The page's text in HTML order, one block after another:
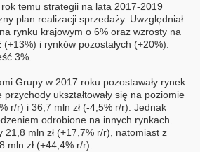
temu strategii na lata 2017-2019
plan realizacji sprzedaży. Uwzględniał
rynku krajowym o 6% oraz wzrosty na
i rynków pozostałych (+20%).
3%.
Grupy w 2017 roku pozostawały rynek
ukształtowały się na poziomie
r/r) i 36,7 mln zł (-4,5% r/r). Jednak
odrobione na innych rynkach.
21,8 mln zł (+17,7% r/r), natomiast z
mln zł (+44,4% r/r).